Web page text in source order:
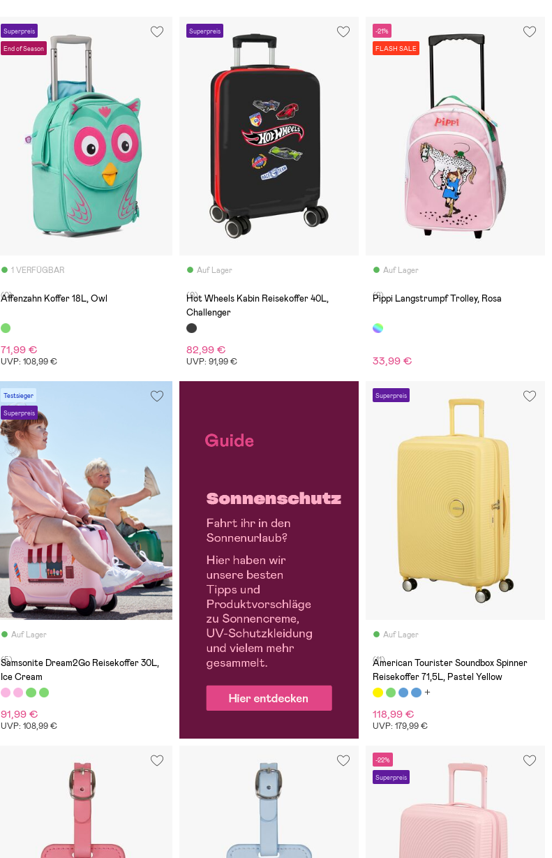
Superpreis
End of Season
1 VERFÜGBAR
(0)
Affenzahn Koffer 18L, Owl
71,99 €
UVP: 108,99 €
Superpreis
Auf Lager
(0)
Hot Wheels Kabin Reisekoffer 40L,
Challenger
82,99 €
UVP: 91,99 €
-21%
FLASH SALE
Auf Lager
(2)
Pippi Langstrumpf Trolley, Rosa
33,99 €
Testsieger
Superpreis
Auf Lager
(5)
Samsonite Dream2Go Reisekoffer 30L,
Ice Cream
91,99 €
UVP: 108,99 €
Superpreis
Auf Lager
(11)
American Tourister Soundbox Spinner
Reisekoffer 71,5L, Pastel Yellow
118,99 €
UVP: 179,99 €
-22%
Superpreis